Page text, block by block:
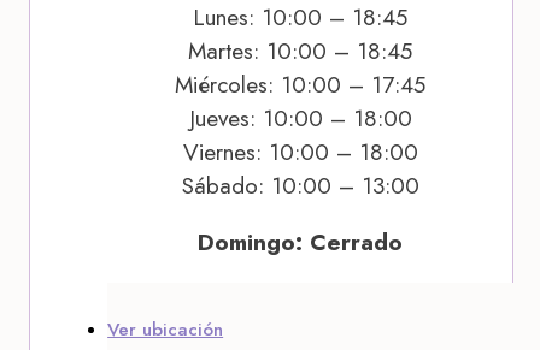
Lunes: 10:00 – 18:45
Martes: 10:00 – 18:45
Miércoles: 10:00 – 17:45
Jueves: 10:00 – 18:00
Viernes: 10:00 – 18:00
Sábado: 10:00 – 13:00
Domingo: Cerrado
Ver ubicación